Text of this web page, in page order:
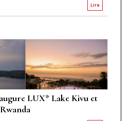
Lire
LUX* Lake Kivu et